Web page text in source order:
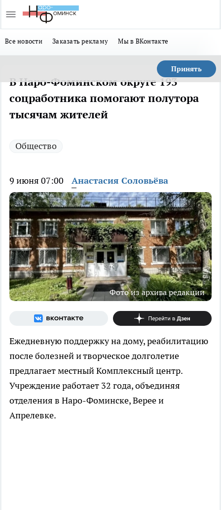
Все новости Заказать рекламу Мы в ВКонтакте
Принять
В Наро-Фоминском округе 193
соцработника помогают полутора
тысячам жителей
Общество
9 июня 07:00 Анастасия Соловьёва
Фото из архива редакции
Ежедневную поддержку на дому, реабилитацию
после болезней и творческое долголетие
предлагает местный Комплексный центр.
Учреждение работает 32 года, объединяя
отделения в Наро-Фоминске, Верее и
Апрелевке.